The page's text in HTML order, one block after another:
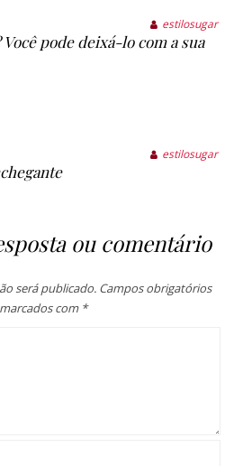
estilosugar
pode deixá-lo com a sua
estilosugar
ou comentário
será publicado. Campos obrigatórios
com *